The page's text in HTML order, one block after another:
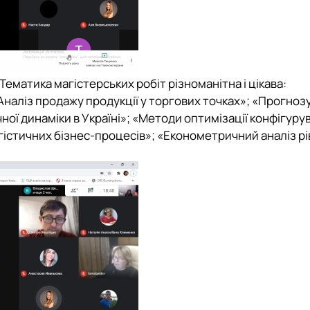
магістерських робіт різноманітна і цікава:
продажу продукції у торгових точках»;
динаміки в Україні»; «Методи оптимізації
бізнес-процесів»; «Економетричний аналіз